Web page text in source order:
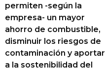
permiten -según la
empresa- un mayor
ahorro de combustible,
disminuir los riesgos de
contaminación y aportar
a la sostenibilidad del